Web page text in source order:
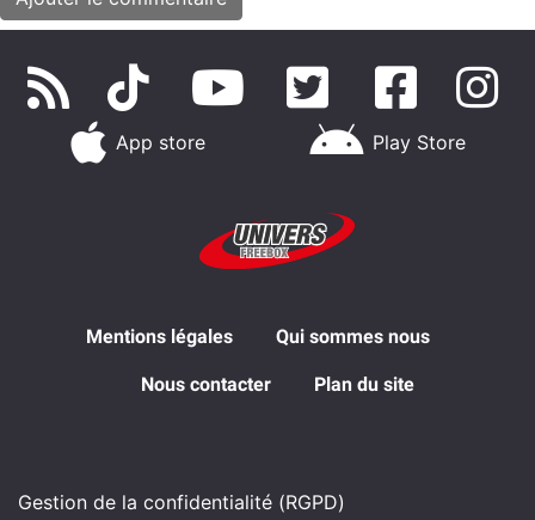
App store Play Store
Mentions légales Qui sommes nous
Nous contacter Plan du site
Gestion de la confidentialité (RGPD)